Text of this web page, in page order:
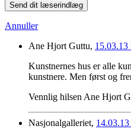
Send dit læserindlæg
Annuller
Ane Hjort Guttu,
Kunstnernes hus er alle
kunstnere. Men først og
Vennlig hilsen Ane Hjort
Nasjonalgalleriet,